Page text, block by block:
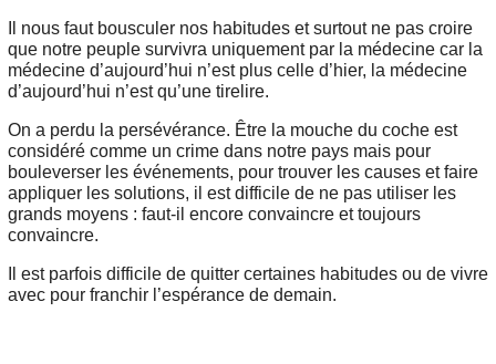
Il nous faut bousculer nos habitudes et surtout ne pas croire
que notre peuple survivra uniquement par la médecine car la
médecine d’aujourd’hui n’est plus celle d’hier, la médecine
d’aujourd’hui n’est qu’une tirelire.
On a perdu la persévérance. Être la mouche du coche est
considéré comme un crime dans notre pays mais pour
bouleverser les événements, pour trouver les causes et faire
appliquer les solutions, il est difficile de ne pas utiliser les
grands moyens : faut-il encore convaincre et toujours
convaincre.
Il est parfois difficile de quitter certaines habitudes ou de vivre
avec pour franchir l’espérance de demain.